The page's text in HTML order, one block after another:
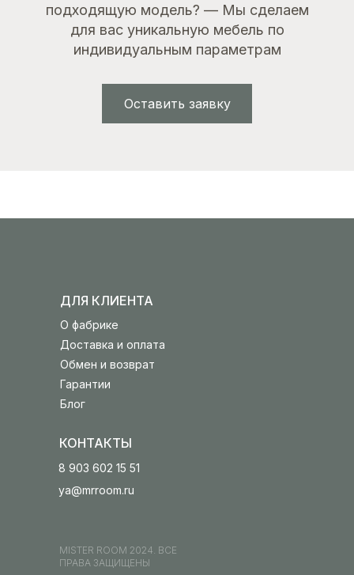
подходящую модель? — Мы сделаем
для вас уникальную мебель по
индивидуальным параметрам
Оставить заявку
Блог
Гарантии
MISTER ROOM 2024. ВСЕ
ПРАВА ЗАЩИЩЕНЫ
Обмен и возврат
Доставка и оплата
О фабрике
ДЛЯ КЛИЕНТА
КОНТАКТЫ
8 903 602 15 51
ya@mrroom.ru